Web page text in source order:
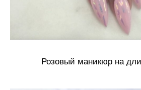
Розовый маникюр на